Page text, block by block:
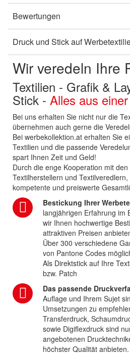
Bewertungen
Druck und Stick auf
Wir veredeln Ihre
Textilien - Grafik &
Stick - Alles aus
Bei uns erhalten Sie nicht nur die
übernehmen auch gerne die
Bei werbekollektion.at erhalten Sie
Textilien und die passende
spart Ihnen Zeit und Geld!
Durch die enge Kooperation mit
Textilherstellern und
kompetente und preiswerte
Bestickung Ihrer
langjährigen Erfahrung im
wir Ihnen hochwertige
attraktiven Preisen
Über 300 verschiedene
von Pantone Codes
Als Direktstick auf Ihre
bzw. Patch
Das passende
Auflage und Ihrem Sujet
Umsetzungen zu
Transferdruck,
sowie Digiflexdruck sind
angebotenen
höchster Qualität anbieten.